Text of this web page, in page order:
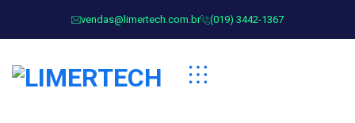
vendas@limertech.com.br (019) 3442-1367